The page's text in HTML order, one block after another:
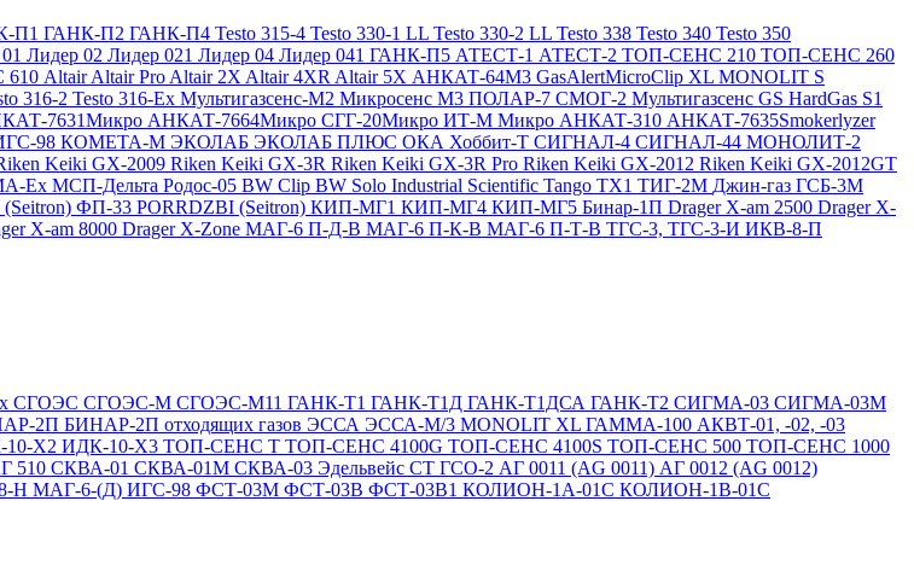
П1 ГАНК-П2 ГАНК-П4 Testo 315-4 Testo 330-1 LL Testo 330-2 LL Testo 338 Testo 340 Testo 350
Лидер 02 Лидер 021 Лидер 04 Лидер 041 ГАНК-П5 АТЕСТ-1 АТЕСТ-2 ТОП-СЕНС 210 ТОП-СЕНС 260
AltairAltair Pro Altair 2X Altair 4XR Altair 5X АНКАТ-64М3 GasAlertMicroClip XL MONOLIT S
316-2 Testo 316-Ex Мультигазсенс-М2 Микросенс М3 ПОЛАР-7 СМОГ-2 Мультигазсенс GS HardGas S1
7631Микро АНКАТ-7664Микро СГГ-20Микро ИТ-М Микро АНКАТ-310 АНКАТ-7635Smokerlyzer
98 КОМЕТА-М ЭКОЛАБ ЭКОЛАБ ПЛЮС ОКА Хоббит-Т СИГНАЛ-4 СИГНАЛ-44 МОНОЛИТ-2
Keiki GX-2009 Riken Keiki GX-3R Riken Keiki GX-3R Pro Riken Keiki GX-2012 Riken Keiki GX-2012GT
Ех МСП-Дельта Родос-05 BW Clip BW Solo Industrial Scientific Tango TX1 ТИГ-2М Джин-газ ГСБ-3М
ФП-33 PORRDZBI (Seitron) КИП-МГ1 КИП-МГ4 КИП-МГ5 Бинар-1П Drager X-am 2500 Drager X-
X-am 8000 Drager X-Zone МАГ-6 П-Д-В МАГ-6 П-К-В МАГ-6 П-Т-В ТГС-3, ТГС-3-И ИКВ-8-П
СГОЭС СГОЭС-М СГОЭС-М11 ГАНК-Т1 ГАНК-Т1Д ГАНК-Т1ДСА ГАНК-Т2 СИГМА-03 СИГМА-03М
2П БИНАР-2П отходящих газов ЭССА ЭССА-М/3 MONOLIT XL ГАММА-100 АКВТ-01, -02, -03
Х2 ИДК-10-Х3 ТОП-СЕНС Т ТОП-СЕНС 4100G ТОП-СЕНС 4100S ТОП-СЕНС 500 ТОП-СЕНС 1000
510 СКВА-01 СКВА-01М СКВА-03 Эдельвейс СТ ГСО-2 АГ 0011 (AG 0011) АГ 0012 (AG 0012)
Н МАГ-6-(Д) ИГС-98 ФСТ-03М ФСТ-03В ФСТ-03В1 КОЛИОН-1А-01С КОЛИОН-1В-01С